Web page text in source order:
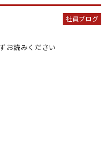
社員ブログ
お読みください